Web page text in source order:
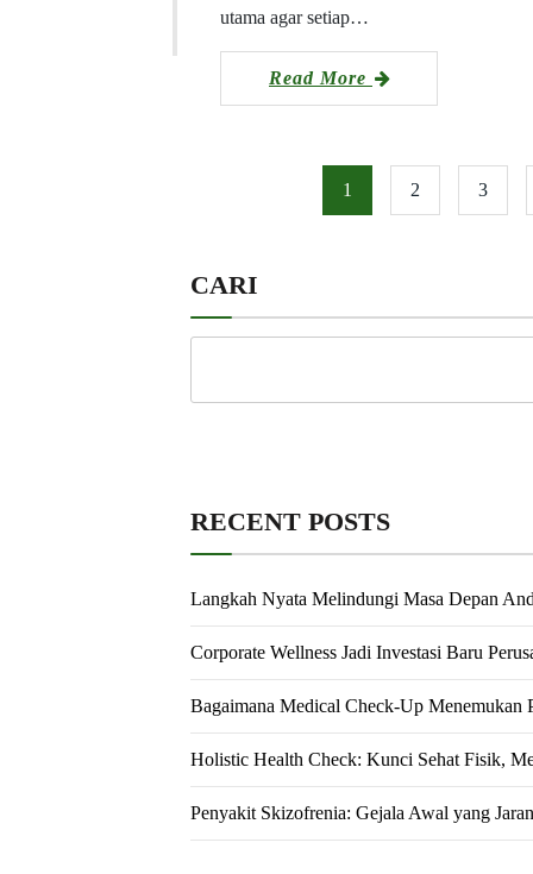
utama agar setiap…
Read More
1 2 3
CARI
RECENT POSTS
Langkah Nyata Melindungi Masa Depan
Corporate Wellness Jadi Investasi Baru
Bagaimana Medical Check-Up Menemukan
Holistic Health Check: Kunci Sehat Fisik,
Penyakit Skizofrenia: Gejala Awal yang